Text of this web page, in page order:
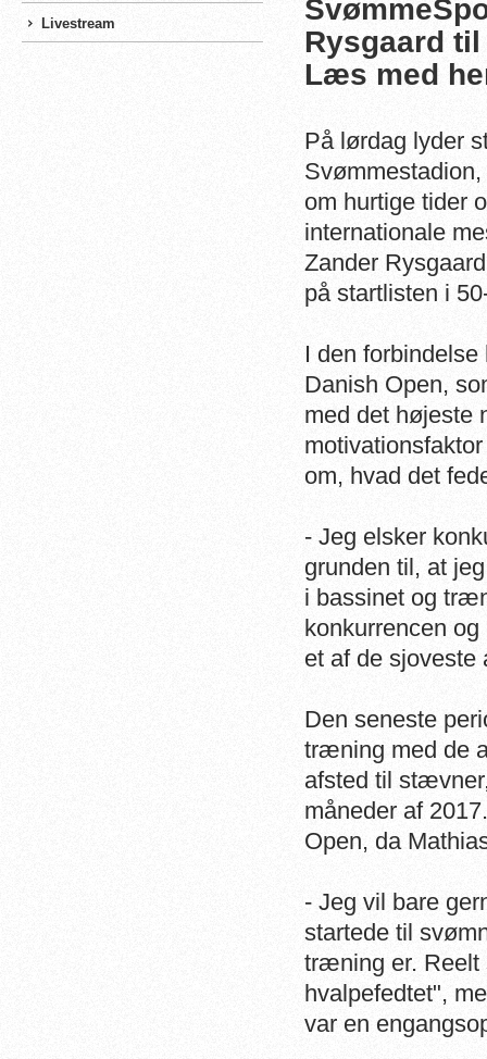
Livestream
Rysgaard
Læs med
På lørdag lyder
om hurtige tider
internationale
Zander
på startlisten i
I den
Danish Open,
med det højeste
om, hvad det
- Jeg elsker
grunden til, at
i bassinet og
konkurrencen
et af de sjoveste
Den seneste
træning med de
afsted til
måneder af
Open, da
- Jeg vil bare
startede til
træning er. Reelt
hvalpefedtet",
var en